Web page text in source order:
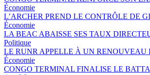
Économie
L’ARCHER PREND LE CONTRÔLE DE
Économie
LA BEAC ABAISSE SES TAUX
Politique
LE RUNR APPELLE À UN
Économie
CONGO TERMINAL FINALISE LE